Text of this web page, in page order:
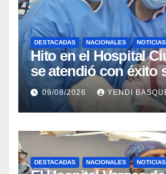
DESTACADAS NACIONALES NOTICIAS
Hito en el Hospital
se atendió con éxito
parto gemelar
09/08/2026 YENDI
DESTACADAS NACIONALES NOTICIAS